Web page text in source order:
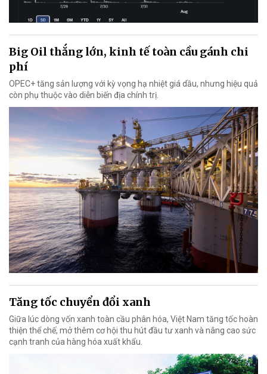
Big Oil thắng lớn, kinh tế toàn cầu gánh chi
phí
OPEC+ tăng sản lượng với kỳ vọng hạ nhiệt giá dầu, nhưng hiệu quả
còn phụ thuộc vào diễn biến địa chính trị.
Tăng tốc chuyển đổi xanh
Giữa lúc dòng vốn xanh toàn cầu phân hóa, Việt Nam tăng tốc hoàn
thiện thể chế, mở thêm cơ hội thu hút đầu tư xanh và nâng cao sức
cạnh tranh của hàng hóa xuất khẩu.